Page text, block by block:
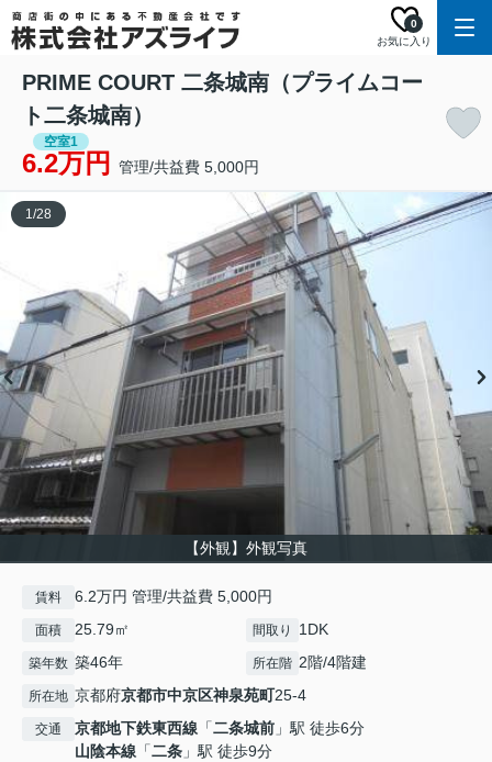
お気に入り
0
PRIME COURT 二条城南（プライムコー
ト二条城南）
空室1
6.2万円 管理/共益費 5,000円
【外観】外観写真
1/28
賃料 6.2万円 管理/共益費 5,000円
面積 25.79㎡ 間取り 1DK
築年数 築46年 所在階 2階/4階建
所在地 京都府京都市中京区神泉苑町25-4
交通 京都地下鉄東西線 「二条城前 」駅 徒歩6分
山陰本線 「二条 」駅 徒歩9分